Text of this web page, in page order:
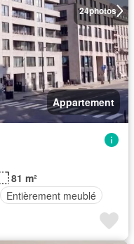
24photos
Appartement
81 m²
Entièrement meublé